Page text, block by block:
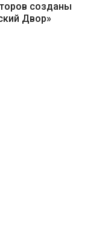
созданы
Двор»